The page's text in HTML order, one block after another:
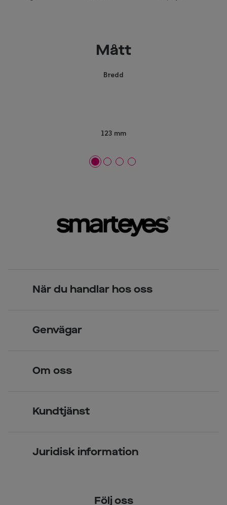
Mått
Bredd
123 mm
När du handlar hos oss
Över 70 butiker
Genvägar
Kontaktlinser
Om oss
Kundtjänst
Juridisk information
Följ oss